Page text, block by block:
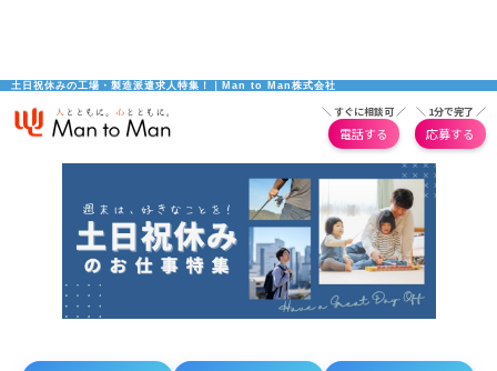
土日祝休みの工場・製造派遣求人特集！｜Man to Man株式会社
＼ すぐに相談可 ／
電話する
＼ 1分で完了 ／
応募する